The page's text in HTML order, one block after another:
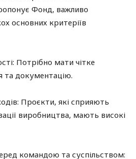
Фонд, важливо
основних критеріїв
Потрібно мати чітке
та документацію.
Проєкти, які сприяють
виробництва, мають високі
командою та суспільством: